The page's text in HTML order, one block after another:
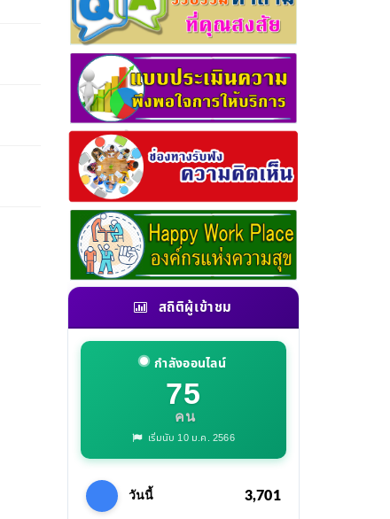
สถิติผู้เข้าชม
กำลังออนไลน์
75
คน
เริ่มนับ 10 ม.ค. 2566
วันนี้ 3,701